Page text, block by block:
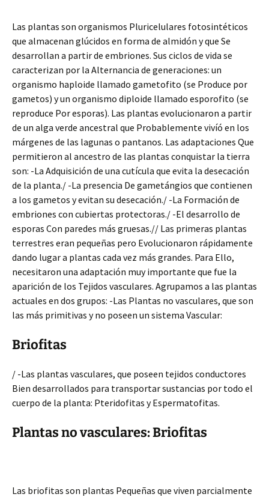
Las plantas son organismos Pluricelulares fotosintéticos
que almacenan glúcidos en forma de almidón y que Se
desarrollan a partir de embriones. Sus ciclos de vida se
caracterizan por la Alternancia de generaciones: un
organismo haploide llamado gametofito (se Produce por
gametos) y un organismo diploide llamado esporofito (se
reproduce Por esporas). Las plantas evolucionaron a partir
de un alga verde ancestral que Probablemente vivíó en los
márgenes de las lagunas o pantanos. Las adaptaciones Que
permitieron al ancestro de las plantas conquistar la tierra
son: -La Adquisición de una cutícula que evita la desecación
de la planta./ -La presencia De gametángios que contienen
a los gametos y evitan su desecación./ -La Formación de
embriones con cubiertas protectoras./ -El desarrollo de
esporas Con paredes más gruesas.// Las primeras plantas
terrestres eran pequeñas pero Evolucionaron rápidamente
dando lugar a plantas cada vez más grandes. Para Ello,
necesitaron una adaptación muy importante que fue la
aparición de los Tejidos vasculares. Agrupamos a las plantas
actuales en dos grupos: -Las Plantas no vasculares, que son
las más primitivas y no poseen un sistema Vascular:
Briofitas
/ -Las plantas vasculares, que poseen tejidos conductores
Bien desarrollados para transportar sustancias por todo el
cuerpo de la planta: Pteridofitas y Espermatofitas.
Plantas no vasculares: Briofitas
Las briofitas son plantas Pequeñas que viven parcialmente